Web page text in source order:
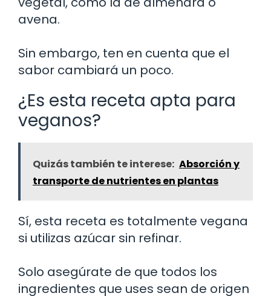
avena.
Sin embargo, ten en cuenta que el
sabor cambiará un poco.
¿Es esta receta apta para
veganos?
Quizás también te interese: Absorción y
transporte de nutrientes en plantas
Sí, esta receta es totalmente vegana
si utilizas azúcar sin refinar.
Solo asegúrate de que todos los
ingredientes que uses sean de origen